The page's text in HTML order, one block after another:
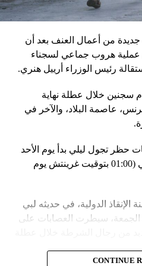
إلى أنّ مناورة مينسك ستشمل على
المسلّحة البيلاروسية
أنّه «في إطار هذا الحدث، تمّت
عملية الانتشار هذه،
لاستخدام الأسلحة
شبكة من العملاء التابعين
يعدّون لاغتيال الرئيس
ومسؤولين كبار آخرين، مثل
الأوكرانية ضابطَي أمن،
أوقفا «شخصان برتبة
جديدة من أعمال العنف بعد أن
هروب جماعي لسجناء
رئيس الوزراء أرييل هنري.
سجنين خلال عطلة نهاية
عاصمة البلاد، والآخر في
تجول ليلي بدأ يوم الأحد
الساعة 20:00 بالتوقيت المحلي (01:00 بتوقيت غرينتش يوم
الدولية، في حديثه لبي
سيطرت العصابات على
CONTINUE